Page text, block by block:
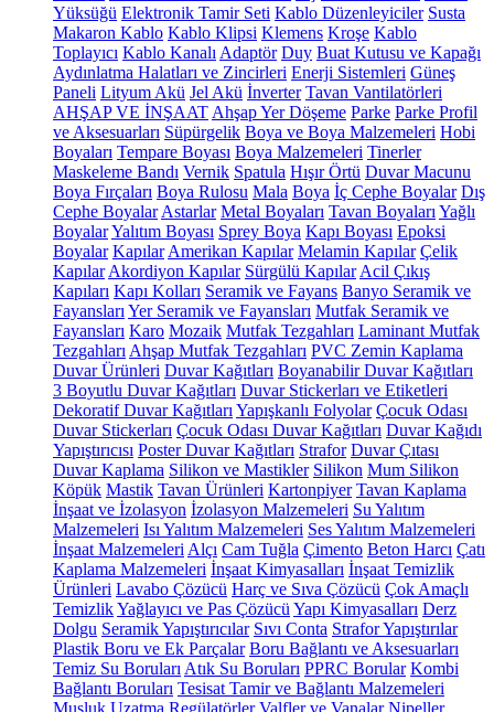
Yüksüğü Elektronik Tamir Seti Kablo Düzenleyiciler Susta
Makaron Kablo Kablo Klipsi Klemens Kroşe Kablo
Toplayıcı Kablo Kanalı Adaptör Duy Buat Kutusu ve Kapağı
Aydınlatma Halatları ve Zincirleri Enerji Sistemleri Güneş
Paneli Lityum Akü Jel Akü İnverter Tavan Vantilatörleri
AHŞAP VE İNŞAAT Ahşap Yer Döşeme Parke Parke Profil
ve Aksesuarları Süpürgelik Boya ve Boya Malzemeleri Hobi
Boyaları Tempare Boyası Boya Malzemeleri Tinerler
Maskeleme Bandı Vernik Spatula Hışır Örtü Duvar Macunu
Boya Fırçaları Boya Rulosu Mala Boya İç Cephe Boyalar Dış
Cephe Boyalar Astarlar Metal Boyaları Tavan Boyaları Yağlı
BoyalarYalıtım Boyası Sprey Boya Kapı Boyası Epoksi
Boyalar Kapılar Amerikan Kapılar Melamin Kapılar Çelik
Kapılar Akordiyon Kapılar Sürgülü Kapılar Acil Çıkış
Kapıları Kapı Kolları Seramik ve Fayans Banyo Seramik ve
Fayansları Yer Seramik ve Fayansları Mutfak Seramik ve
Fayansları Karo Mozaik Mutfak Tezgahları Laminant Mutfak
Tezgahları Ahşap Mutfak Tezgahları PVC Zemin Kaplama
Duvar Ürünleri Duvar Kağıtları Boyanabilir Duvar Kağıtları
3 Boyutlu Duvar Kağıtları Duvar Stickerları ve Etiketleri
Dekoratif Duvar Kağıtları Yapışkanlı Folyolar Çocuk Odası
Duvar Stickerları Çocuk Odası Duvar Kağıtları Duvar Kağıdı
Yapıştırıcısı Poster Duvar Kağıtları Strafor Duvar Çıtası
Duvar Kaplama Silikon ve Mastikler Silikon Mum Silikon
Köpük Mastik Tavan Ürünleri Kartonpiyer Tavan Kaplama
İnşaat ve İzolasyon İzolasyon Malzemeleri Su Yalıtım
Malzemeleri Isı Yalıtım Malzemeleri Ses Yalıtım Malzemeleri
İnşaat Malzemeleri Alçı Cam Tuğla Çimento Beton Harcı Çatı
Kaplama Malzemeleri İnşaat Kimyasalları İnşaat Temizlik
Ürünleri Lavabo Çözücü Harç ve Sıva Çözücü Çok Amaçlı
TemizlikYağlayıcı ve Pas Çözücü Yapı Kimyasalları Derz
Dolgu Seramik Yapıştırıcılar Sıvı Conta Strafor Yapıştırılar
Plastik Boru ve Ek Parçalar Boru Bağlantı ve Aksesuarları
Temiz Su Boruları Atık Su Boruları PPRC Borular Kombi
Bağlantı Boruları Tesisat Tamir ve Bağlantı Malzemeleri
Musluk Uzatma Regülatörler Valfler ve Vanalar Nipeller